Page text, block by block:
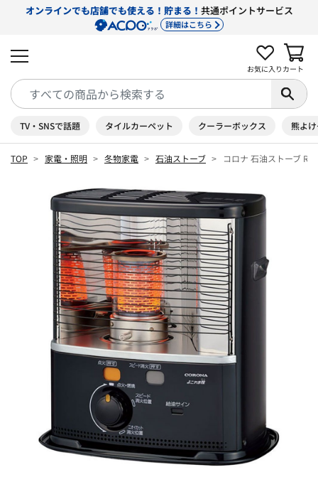
オンラインでも店舗でも使える！貯まる！ 共通ポイントサービス
詳細はこちら
お気に入り カート
TV・SNSで話題 タイルカーペット クーラーボックス 熊よ
TOP 家電・照明 冬物家電 石油ストーブ コロナ 石油ストーブ